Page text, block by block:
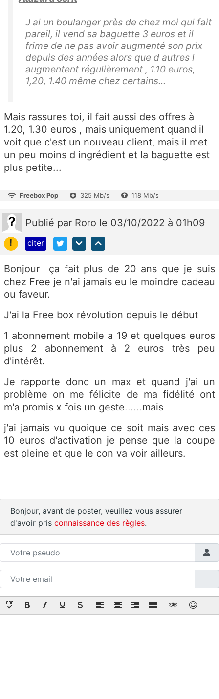
J ai un boulanger près de chez moi qui fait
pareil, il vend sa baguette 3 euros et il
frime de ne pas avoir augmenté son prix
depuis des années alors que d autres l
augmentent régulièrement , 1.10 euros,
1,20, 1.40 même chez certains...
Mais rassures toi, il fait aussi des offres à
1.20, 1.30 euros , mais uniquement quand il
voit que c'est un nouveau client, mais il met
un peu moins d ingrédient et la baguette est
plus petite...
Freebox Pop 325 Mb/s 118 Mb/s
Publié par Roro le 03/10/2022 à 01h09
!
citer
Bonjour ça fait plus de 20 ans que je suis
chez Free je n'ai jamais eu le moindre cadeau
ou faveur.
J'ai la Free box révolution depuis le début
1 abonnement mobile a 19 et quelques euros
plus 2 abonnement à 2 euros très peu
d'intérêt.
Je rapporte donc un max et quand j'ai un
problème on me félicite de ma fidélité ont
m'a promis x fois un geste......mais
j'ai jamais vu quoique ce soit mais avec ces
10 euros d'activation je pense que la coupe
est pleine et que le con va voir ailleurs.
Bonjour, avant de poster, veuillez vous assurer
d'avoir pris connaissance des règles.